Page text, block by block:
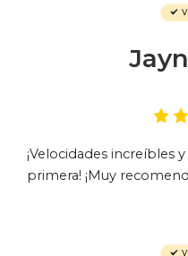
¡Velocidades increíbles
primera! ¡Muy